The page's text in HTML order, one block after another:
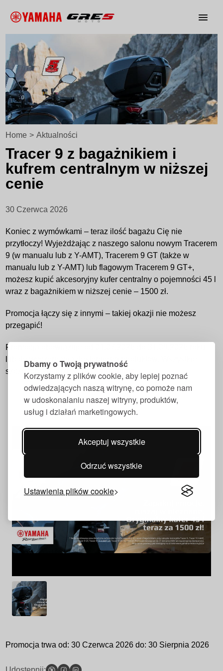
Dbamy o Twoją prywatność
Korzystamy z plików cookie, aby lepiej poznać
odwiedzających naszą witrynę, co pomoże nam
w udoskonalaniu naszej witryny, produktów,
usług i działań marketingowych.
Akceptuj wszystkie
Odrzuć wszystkie
Ustawienia plików cookie
Home > Aktualności
Tracer 9 z bagażnikiem i
kufrem centralnym w niższej
cenie
30 Czerwca 2026
Koniec z wymówkami – teraz ilość bagażu Cię nie
przytłoczy! Wyjeżdżając z naszego salonu nowym Tracerem
9 (w manualu lub z Y-AMT), Tracerem 9 GT (także w
manualu lub z Y-AMT) lub flagowym Tracerem 9 GT+,
możesz kupić akcesoryjny kufer centralny o pojemności 45 l
wraz z bagażnikiem w niższej cenie – 1500 zł.
Promocja łączy się z innymi – takiej okazji nie możesz
przegapić!
Promocja obowiązuje od 01.07.2026 do 31.08.2026 roku
lub do wyczerpania dostępności produktów. Wszystkie
szczegóły znajdziesz w regulaminie
Promocja trwa od:30 Czerwca 2026 do:30 Sierpnia 2026